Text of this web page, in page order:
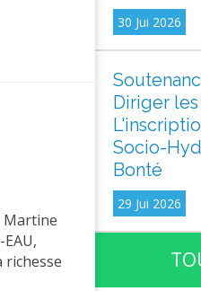
Martine
richesse
30 Jui 2026
Diriger
Socio-
Bonté
29 Jui 2026